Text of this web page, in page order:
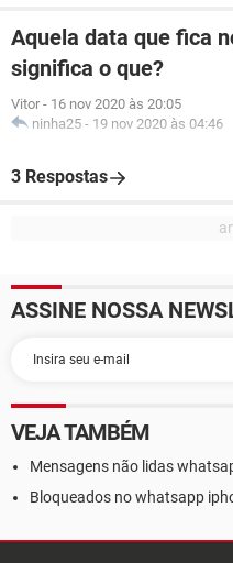
Aquela data que fica
significa o que?
Vitor - 16 nov 2020 às 20:05
ninha25 - 19 nov 2020 às 04:46
3 Respostas
ASSINE NOSSA
VEJA TAMBÉM
Mensagens não lidas
Bloqueados no whatsapp